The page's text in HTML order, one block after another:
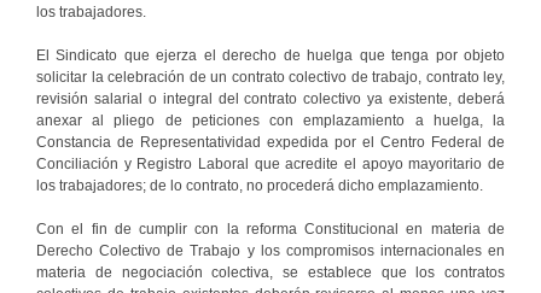
los trabajadores.
El Sindicato que ejerza el derecho de huelga que tenga por objeto
solicitar la celebración de un contrato colectivo de trabajo, contrato ley,
revisión salarial o integral del contrato colectivo ya existente, deberá
anexar al pliego de peticiones con emplazamiento a huelga, la
Constancia de Representatividad expedida por el Centro Federal de
Conciliación y Registro Laboral que acredite el apoyo mayoritario de
los trabajadores; de lo contrato, no procederá dicho emplazamiento.
Con el fin de cumplir con la reforma Constitucional en materia de
Derecho Colectivo de Trabajo y los compromisos internacionales en
materia de negociación colectiva, se establece que los contratos